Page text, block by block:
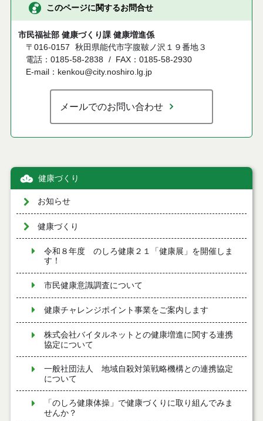
このページに関するお問合せ
市民福祉部 健康づくり課 健康増進係
〒016-0157
秋田県能代市字腹鞁ノ沢１９番地３
電話：0185-58-2838
FAX：0185-58-2930
E-mail：kenkou@city.noshiro.lg.jp
メールでのお問い合わせ
健康づくり
お知らせ
健康づくり
令和８年度 のしろ健康２１「健康展」を開催しま
す！
市民健康意識調査について
健康チャレンジポイント事業をご案内します
株式会社バイタルネットとの健康増進に関する連携
協定について
一般社団法人 地域自殺対策戦略機構との連携協定
について
「のしろ健康体操」で健康づくりに取り組んでみま
せんか？